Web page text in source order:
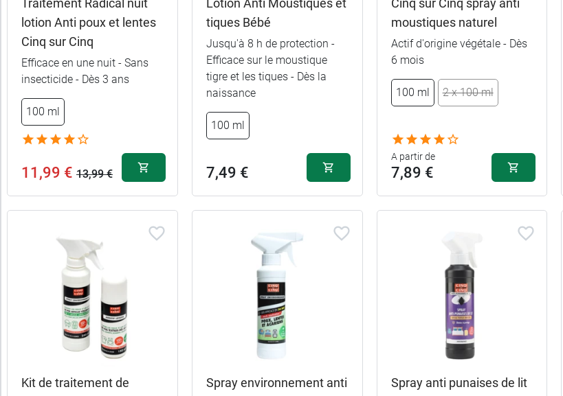
Traitement Radical nuit
lotion Anti poux et lentes
Cinq sur Cinq
Efficace en une nuit - Sans
insecticide - Dès 3 ans
100 ml
11,99 € 13,99 €
Lotion Anti Moustiques et
tiques Bébé
Jusqu'à 8 h de protection -
Efficace sur le moustique
tigre et les tiques - Dès la
naissance
100 ml
7,49 €
Cinq sur Cinq spray anti
moustiques naturel
Actif d'origine végétale - Dès
6 mois
100 ml 2 x 100 ml
A partir de
7,89 €
Kit de traitement de
Spray environnement anti
Spray anti punaises de lit